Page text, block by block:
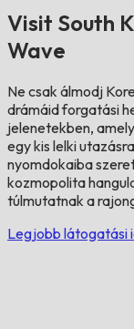
Visit South
Wave
Ne csak álmodj
drámáid forgatási
jelenetekben,
egy kis lelki
nyomdokaiba
kozmopolita
túlmutatnak a
Legjobb látogatási